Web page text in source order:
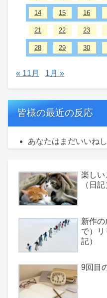
14 15 16
21 22 23
28 29 30
« 11月 1月 »
皆様の最近の反応
あなたはまだいいね
楽しい
（日記
新作の
で）リ
記）
9回目